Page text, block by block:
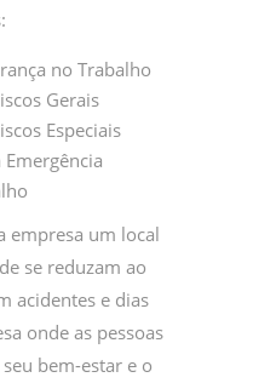
no Trabalho
Gerais
Especiais
empresa um local
se reduzam ao
acidentes e dias
onde as pessoas
bem-estar e o